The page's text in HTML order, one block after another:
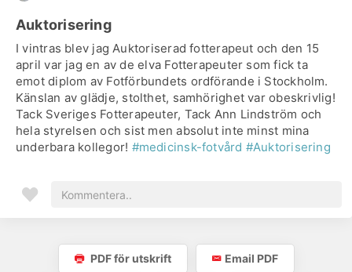
Auktorisering
I vintras blev jag Auktoriserad fotterapeut och den 15
april var jag en av de elva Fotterapeuter som fick ta
emot diplom av Fotförbundets ordförande i Stockholm.
Känslan av glädje, stolthet, samhörighet var obeskrivlig!
Tack Sveriges Fotterapeuter, Tack Ann Lindström och
hela styrelsen och sist men absolut inte minst mina
underbara kollegor! #medicinsk-fotvård #Auktorisering
PDF för utskrift Email PDF